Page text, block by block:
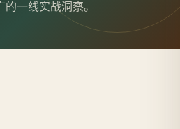
一线实战洞察。